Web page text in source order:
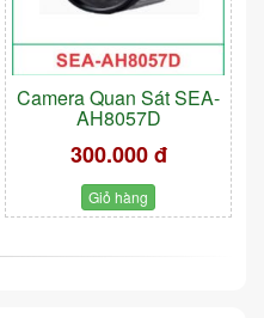
Camera Quan Sát SEA-
AH8057D
300.000 đ
Giỏ hàng